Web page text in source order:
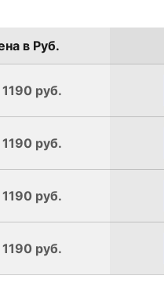
в Руб.
руб.
руб.
руб.
руб.